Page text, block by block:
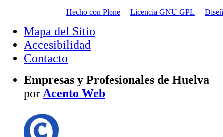
Hecho con Plone Licencia GNU GPL
Mapa del Sitio
Accesibilidad
Contacto
Empresas y Profesionales de Huelva
por Acento Web